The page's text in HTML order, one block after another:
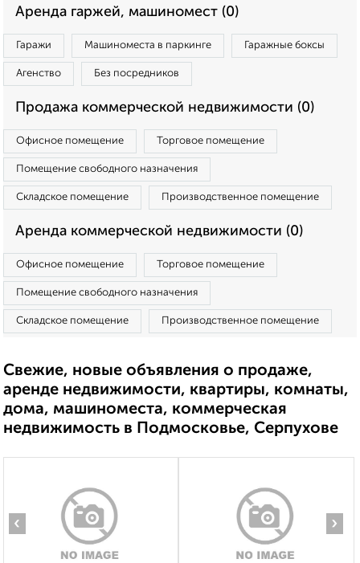
Аренда гаржей, машиномест (0)
Гаражи Машиноместа в паркинге Гаражные боксы
Агенство Без посредников
Продажа коммерческой недвижимости (0)
Офисное помещение Торговое помещение
Помещение свободного назначения
Складское помещение Производственное помещение
Аренда коммерческой недвижимости (0)
Офисное помещение Торговое помещение
Помещение свободного назначения
Складское помещение Производственное помещение
Свежие, новые объявления о продаже,
аренде недвижимости, квартиры, комнаты,
дома, машиноместа, коммерческая
недвижимость в Подмосковье, Серпухове
‹ ›